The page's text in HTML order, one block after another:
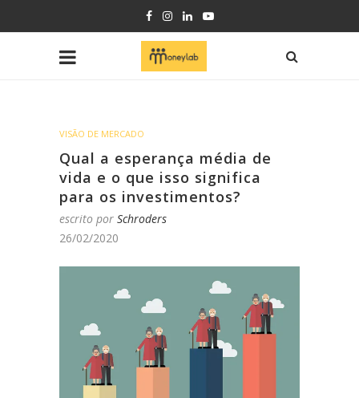
VISÃO DE MERCADO
Qual a esperança média de
vida e o que isso significa
para os investimentos?
escrito por Schroders
26/02/2020